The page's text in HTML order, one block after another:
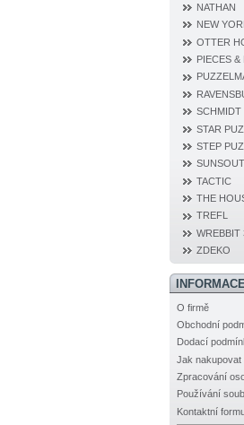
NATHAN
NEW
OTTER
PIECES &
SCHMIDT
STAR
STEP
SUNSOUT
TACTIC
THE
TREFL
WREBBIT
ZDEKO
O firmě
Obchodní
Dodací
Jak nakupovat
Zpracování
Používání
Kontaktní